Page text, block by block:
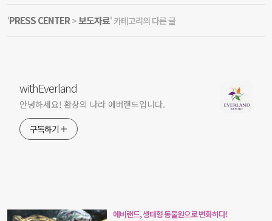
'PRESS CENTER>보도자료' 카테고리의 다른 글
withEverland
안녕하세요! 환상의 나라 에버랜드입니다.
구독하기
에버랜드, 생태형 동물원으로 변화하다!